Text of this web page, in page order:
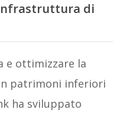
di
e ottimizzare la
patrimoni inferiori
ha sviluppato